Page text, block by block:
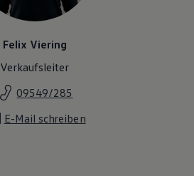
Felix Viering
Verkaufsleiter
09549/285
E-Mail schreiben